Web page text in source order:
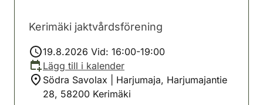
Kerimäki jaktvårdsförening
19.8.2026 Vid: 16:00-19:00
Lägg till i kalender
Södra Savolax | Harjumaja, Harjumajantie
28, 58200 Kerimäki